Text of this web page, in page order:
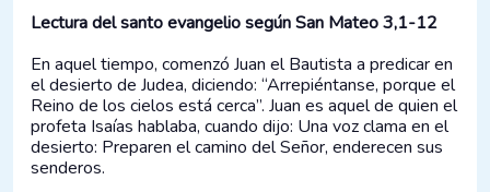
Lectura del santo evangelio según San Mateo 3,1-12
En aquel tiempo, comenzó Juan el Bautista a predicar en
el desierto de Judea, diciendo: “Arrepiéntanse, porque el
Reino de los cielos está cerca”. Juan es aquel de quien el
profeta Isaías hablaba, cuando dijo: Una voz clama en el
desierto: Preparen el camino del Señor, enderecen sus
senderos.